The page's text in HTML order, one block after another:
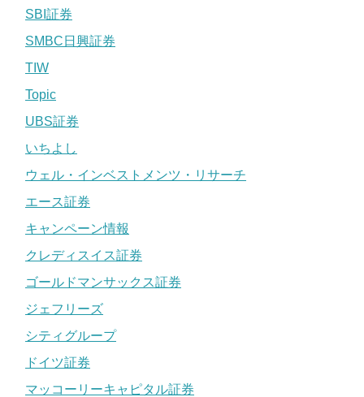
SBI証券
SMBC日興証券
TIW
Topic
UBS証券
いちよし
ウェル・インベストメンツ・リサーチ
エース証券
キャンペーン情報
クレディスイス証券
ゴールドマンサックス証券
ジェフリーズ
シティグループ
ドイツ証券
マッコーリーキャピタル証券